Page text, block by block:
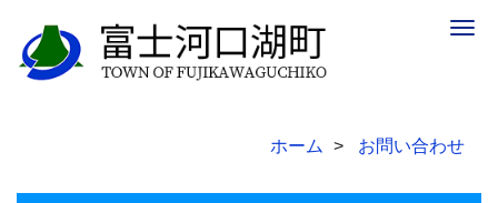
ホーム お問い合わせ